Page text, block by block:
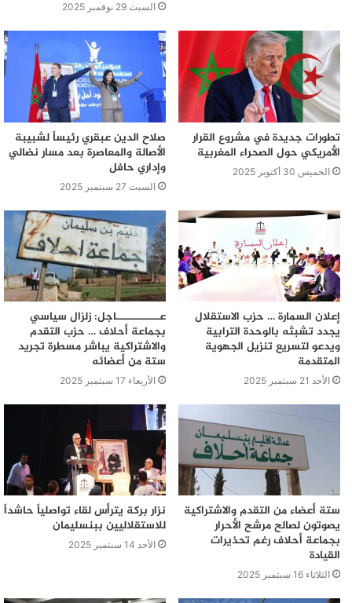
السبت 29 نوفمبر 2025
تطورات جديدة في مشروع القرار
الأمريكي حول الصحراء المغربية
الخميس 30 أكتوبر 2025
صلاح الدين عبقري رئيساً لشبيبة
الأصالة والمعاصرة بعد مسار نضالي
وإداري حافل
السبت 27 سبتمبر 2025
إعلان السمارة … حزب الاستقلال
يجدد تشبثه بالوحدة الترابية
ويدعو لتسريع تنزيل الجهوية
المتقدمة
الأحد 21 سبتمبر 2025
عـــــــــــاجل: زلزال سياسي
بجماعة أحلاف … حزب التقدم
والاشتراكية يباشر مسطرة تجريد
ستة من أعضائه
الأربعاء 17 سبتمبر 2025
ستة أعضاء من التقدم والاشتراكية
يصوتون لصالح مرشح الأحرار
بجماعة أحلاف رغم تحذيرات
القيادة
الثلاثاء 16 سبتمبر 2025
نزار بركة يترأس لقاء تواصلياً حاشداً
للاستقلاليين ببنسليمان
الأحد 14 سبتمبر 2025